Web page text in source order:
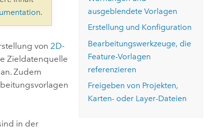
aktivieren Sie eine kostenfreie Testversion.
Den Kurs erkunden
Die Story lesen
.
von 2D-
Zieldatenquelle
Zudem
in der
ausgeblendete Vorlagen
Erstellung und Konfiguration
Bearbeitungswerkzeuge, die
Feature-Vorlagen
referenzieren
Freigeben von Projekten,
Karten- oder Layer-Dateien